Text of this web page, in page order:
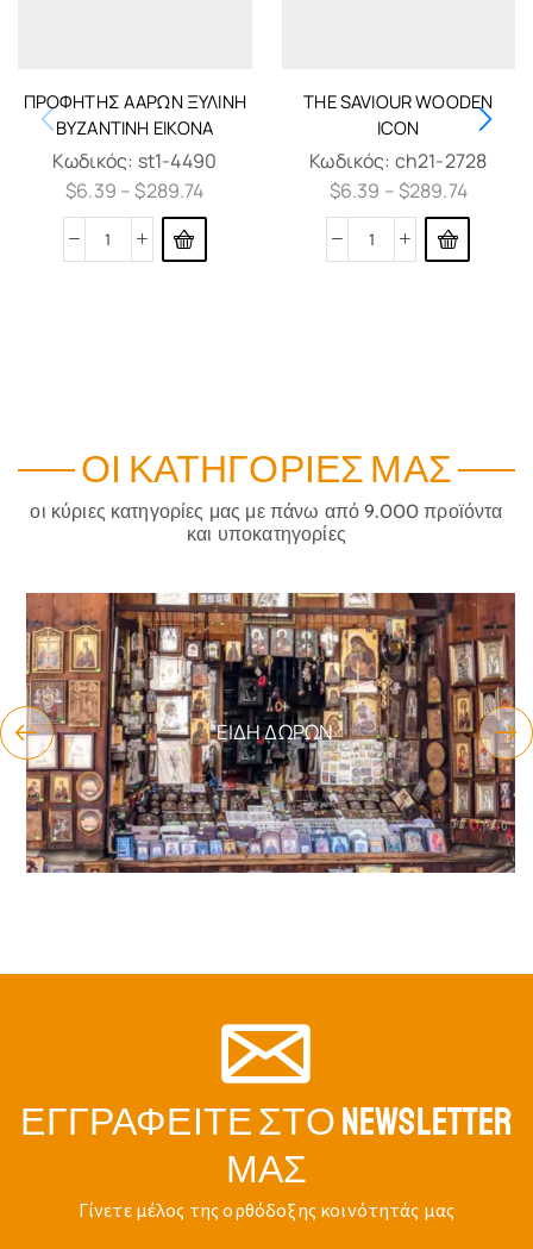
ΠΡΟΦΗΤΗΣ ΑΑΡΩΝ ΞΥΛΙΝΗ
ΒΥΖΑΝΤΙΝΉ ΕΙΚΟΝΑ
Κωδικός: st1-4490
$6.39 –$289.74
THE SAVIOUR WOODEN
ICON
Κωδικός: ch21-2728
$6.39 –$289.74
ΟΙ ΚΑΤΗΓΟΡΊΕΣ ΜΑΣ
οι κύριες κατηγορίες μας με πάνω από 9.000 προϊόντα
και υποκατηγορίες
ΕΊΔΗ ΔΏΡΩΝ
ΕΓΓΡΑΦΕΊΤΕ ΣΤΟ NEWSLETTER
ΜΑΣ
Γίνετε μέλος της ορθόδοξης κοινότητάς μας